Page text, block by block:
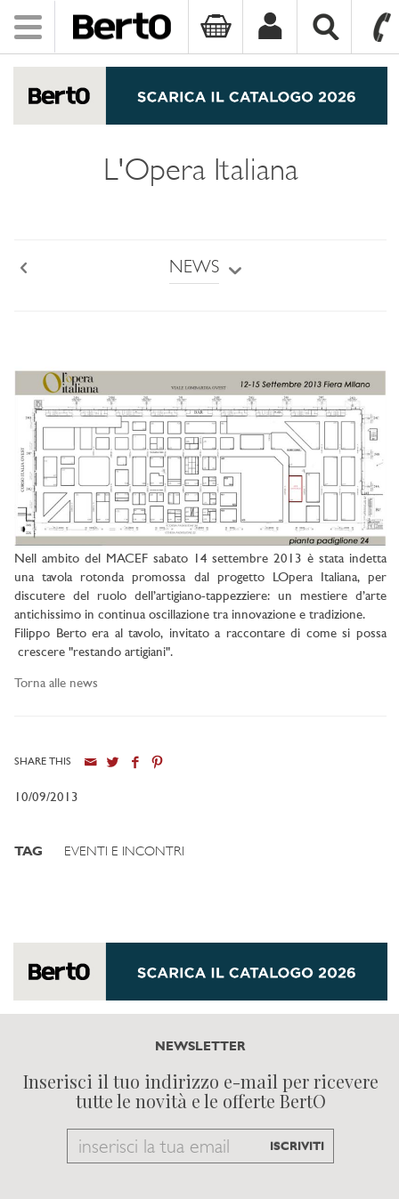
Toggle
navigation
L'Opera Italiana
NEWS
Nell ambito del MACEF sabato 14 settembre 2013 è stata indetta
una tavola rotonda promossa dal progetto LOpera Italiana, per
discutere del ruolo dell’artigiano-tappezziere: un mestiere d’arte
antichissimo in continua oscillazione tra innovazione e tradizione.
Filippo Berto era al tavolo, invitato a raccontare di come si possa
crescere "restando artigiani".
Torna alle news
SHARE THIS
10/09/2013
TAG EVENTI E INCONTRI
NEWSLETTER
Inserisci il tuo indirizzo e-mail per ricevere
tutte le novità e le offerte BertO
Email ISCRIVITI